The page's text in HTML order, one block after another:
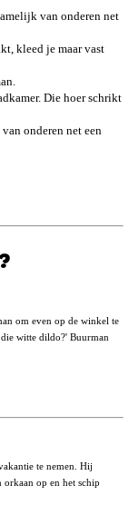
van onderen net
kleed je maar vast
Die hoer schrikt
onderen net een
om even op de winkel te
witte dildo?' Buurman
te nemen. Hij
orkaan op en het schip